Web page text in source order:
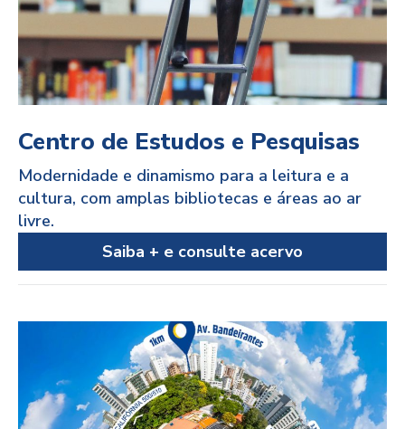
Centro de Estudos e Pesquisas
Modernidade e dinamismo para a leitura e a
cultura, com amplas bibliotecas e áreas ao ar
livre.
Saiba + e consulte acervo